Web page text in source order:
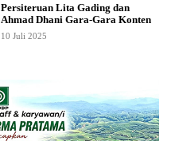
Persiteruan Lita Gading dan
Ahmad Dhani Gara-Gara Konten
10 Juli 2025